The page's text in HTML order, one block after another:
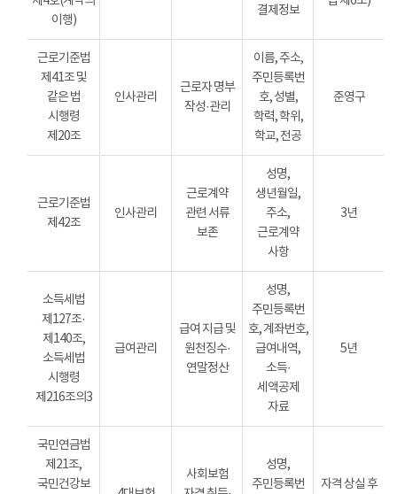
이행)
결제정보
근로기준법
제41조 및
같은 법
시행령
제20조
인사관리
근로자 명부
작성·관리
이름, 주소,
주민등록번
호, 성별,
학력, 학위,
학교, 전공
준영구
근로기준법
제42조
인사관리
근로계약
관련 서류
보존
성명,
생년월일,
주소,
근로계약
사항
3년
소득세법
제127조·
제140조,
소득세법
시행령
제216조의3
급여관리
급여 지급 및
원천징수·
연말정산
성명,
주민등록번
호, 계좌번호,
급여내역,
소득·
세액공제
자료
5년
국민연금법
제21조,
국민건강보
사회보험
성명,
주민등록번
자격 상실 후